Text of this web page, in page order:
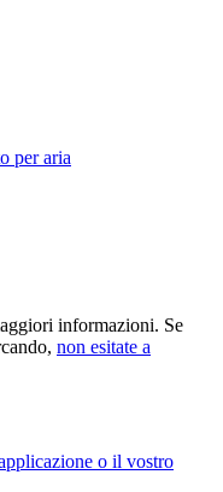
per aria
informazioni. Se
non esitate a
o il vostro